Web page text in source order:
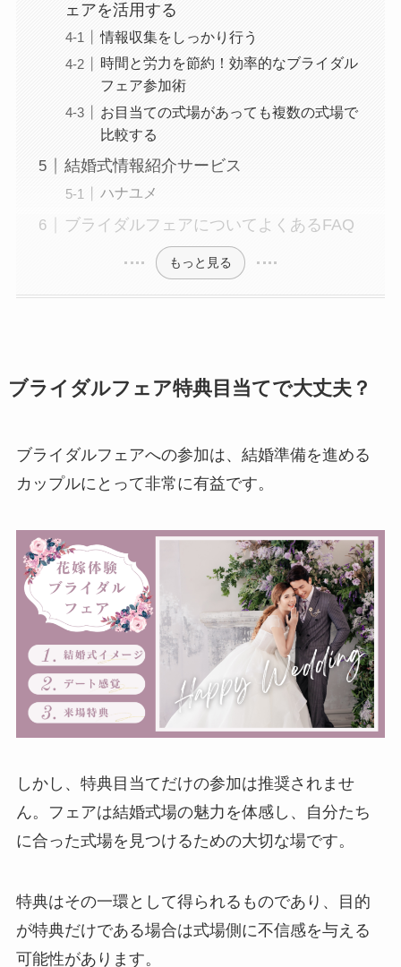
ェアを活用する
情報収集をしっかり行う
時間と労力を節約！効率的なブライダル
フェア参加術
お目当ての式場があっても複数の式場で
比較する
結婚式情報紹介サービス
ハナユメ
ブライダルフェアについてよくあるFAQ
もっと見る
ブライダルフェア特典目当てで大丈夫？
ブライダルフェアへの参加は、結婚準備を進める
カップルにとって非常に有益です。
しかし、特典目当てだけの参加は推奨されませ
ん。フェアは結婚式場の魅力を体感し、自分たち
に合った式場を見つけるための大切な場です。
特典はその一環として得られるものであり、目的
が特典だけである場合は式場側に不信感を与える
可能性があります。